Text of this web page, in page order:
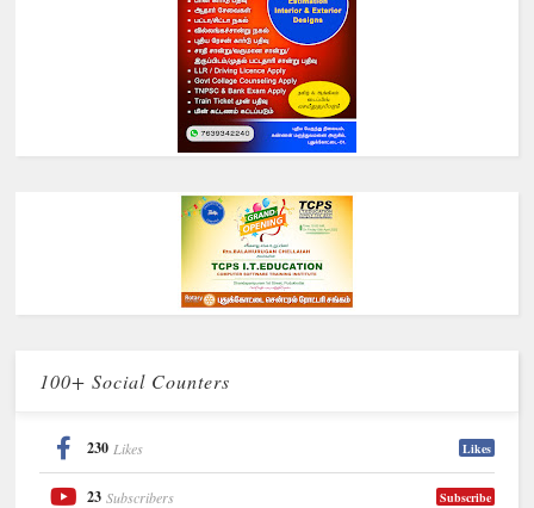
100+ Social Counters
230 Likes Likes
23 Subscribers Subscribe